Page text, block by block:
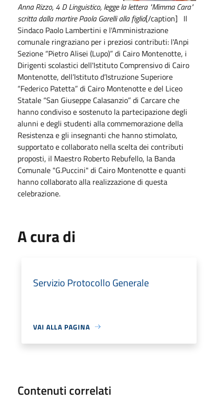
Anna Rizzo, 4 D Linguistico, legge la lettera "Mimma Cara"
scritta dalla martire Paola Garelli alla figlia[/caption] Il
Sindaco Paolo Lambertini e l'Amministrazione
comunale ringraziano per i preziosi contributi: l'Anpi
Sezione “Pietro Alisei (Lupo)” di Cairo Montenotte, i
Dirigenti scolastici dell'Istituto Comprensivo di Cairo
Montenotte, dell’Istituto d’Istruzione Superiore
“Federico Patetta” di Cairo Montenotte e del Liceo
Statale “San Giuseppe Calasanzio” di Carcare che
hanno condiviso e sostenuto la partecipazione degli
alunni e degli studenti alla commemorazione della
Resistenza e gli insegnanti che hanno stimolato,
supportato e collaborato nella scelta dei contributi
proposti, il Maestro Roberto Rebufello, la Banda
Comunale "G.Puccini" di Cairo Montenotte e quanti
hanno collaborato alla realizzazione di questa
celebrazione.
A cura di
Servizio Protocollo Generale
VAI ALLA PAGINA
Contenuti correlati